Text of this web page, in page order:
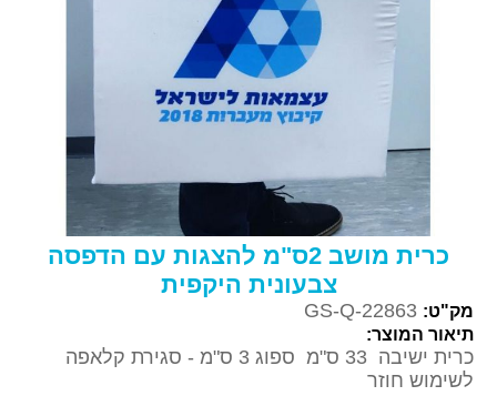
כרית מושב 2ס"מ להצגות עם הדפסה
צבעונית היקפית
מק"ט: GS-Q-22863
תיאור המוצר:
כרית ישיבה 33 ס"מ ספוג 3 ס"מ - סגירת קלאפה
לשימוש חוזר